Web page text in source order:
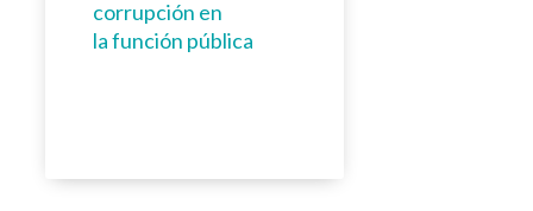
corrupción en
la función pública